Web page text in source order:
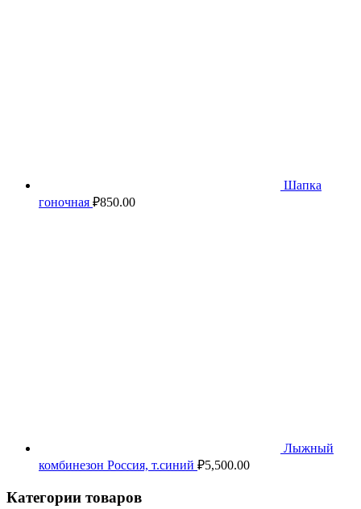
Шапка
гоночная ₽850.00
Лыжный
комбинезон Россия, т.синий ₽5,500.00
Категории товаров